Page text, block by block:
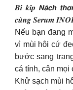
𝑩𝒊́ 𝒌𝒊́𝒑 𝙉𝙖́𝙘𝙝
𝒄𝒖̀𝒏𝒈 𝑺𝒆𝒓𝒖𝒎
Nếu bạn đang
vì mùi hôi cứ
bước sang
cá tính, cân mọi
Khử sạch mùi